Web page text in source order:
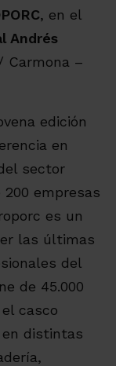
, en el
Andrés
Carmona –
edición
en
sector
empresas
es un
las últimas
del
de 45.000
casco
en distintas